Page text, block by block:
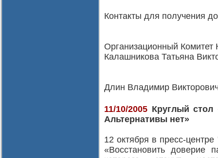
Контакты для получения
Организационный Комитет
Калашникова Татьяна
Длин Владимир
11/10/2005 Круглый стол
Альтернативы нет»
12 октября в пресс-
«Восстановить доверие